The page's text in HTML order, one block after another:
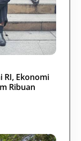
RI, Ekonomi
Ribuan